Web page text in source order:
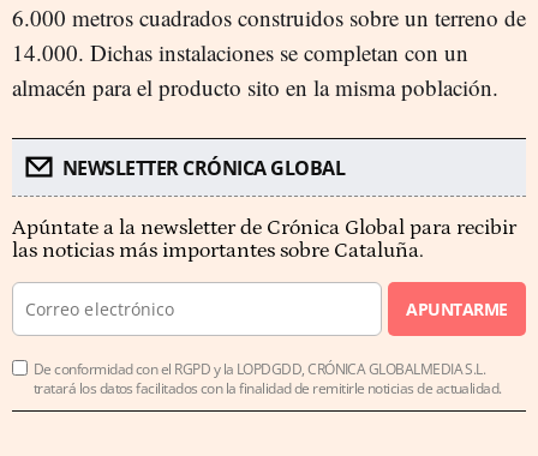
6.000 metros cuadrados construidos sobre un terreno de
14.000. Dichas instalaciones se completan con un
almacén para el producto sito en la misma población.
NEWSLETTER CRÓNICA GLOBAL
Apúntate a la newsletter de Crónica Global para recibir
las noticias más importantes sobre Cataluña.
APUNTARME
De conformidad con el RGPD y la LOPDGDD, CRÓNICA GLOBALMEDIA S.L.
tratará los datos facilitados con la finalidad de remitirle noticias de actualidad.